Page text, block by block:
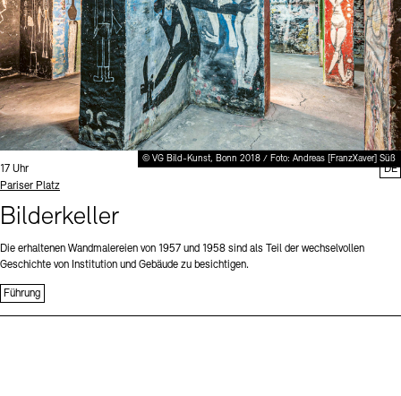
© VG Bild-Kunst, Bonn 2018 / Foto: Andreas [FranzXaver] Süß
Uhrzeit:
17 Uhr
Standort
Pariser Platz
Bilderkeller
Die erhaltenen Wandmalereien von 1957 und 1958 sind als Teil der wechselvollen
Geschichte von Institution und Gebäude zu besichtigen.
Führung
DE